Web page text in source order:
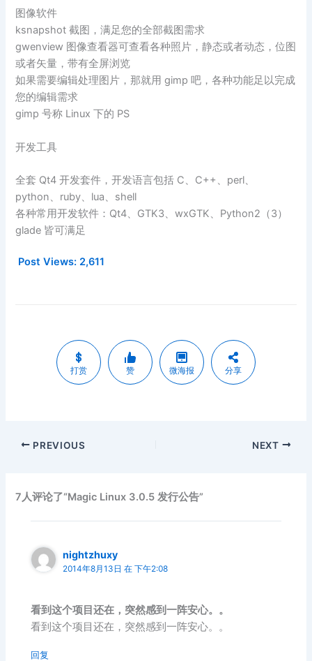
图像软件
ksnapshot 截图，满足您的全部截图需求
gwenview 图像查看器可查看各种照片，静态或者动态，位图
或者矢量，带有全屏浏览
如果需要编辑处理图片，那就用 gimp 吧，各种功能足以完成
您的编辑需求
gimp 号称 Linux 下的 PS
开发工具
全套 Qt4 开发套件，开发语言包括 C、C++、perl、
python、ruby、lua、shell
各种常用开发软件：Qt4、GTK3、wxGTK、Python2（3）
glade 皆可满足
Post Views: 2,611
打赏 赞 微海报 分享
PREVIOUS NEXT
7人评论了“Magic Linux 3.0.5 发行公告”
nightzhuxy
2014年8月13日 在 下午2:08
看到这个项目还在，突然感到一阵安心。。
看到这个项目还在，突然感到一阵安心。。
回复